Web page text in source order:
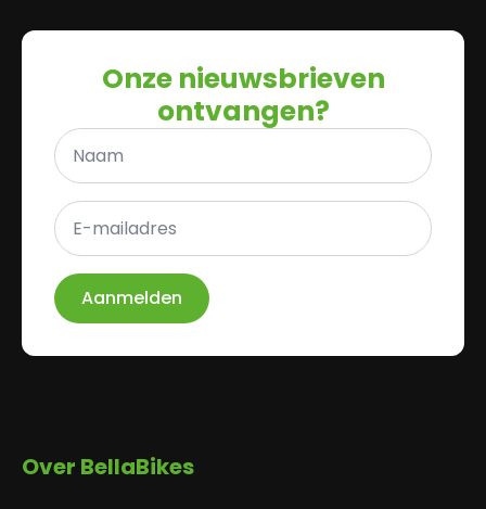
Onze nieuwsbrieven
ontvangen?
Naam
E-
mailadres
*
Aanmelden
Over BellaBikes